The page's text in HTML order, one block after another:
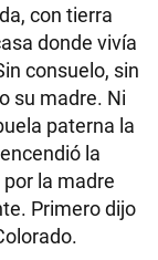
con tierra
donde vivía
consuelo, sin
su madre. Ni
paterna la
la
la madre
Primero dijo